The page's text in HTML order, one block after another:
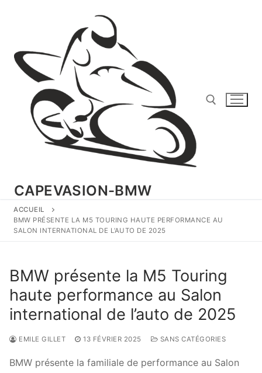
CAPEVASION-BMW
ACCUEIL
BMW PRÉSENTE LA M5 TOURING HAUTE PERFORMANCE AU
SALON INTERNATIONAL DE L’AUTO DE 2025
BMW présente la M5 Touring
haute performance au Salon
international de l’auto de 2025
EMILE GILLET 13 FÉVRIER 2025 SANS CATÉGORIES
BMW présente la familiale de performance au Salon